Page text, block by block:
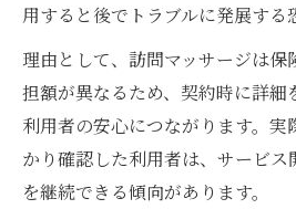
用すると後でトラブルに発展する
理由として、訪問マッサージは保
担額が異なるため、契約時に詳細
利用者の安心につながります。実
かり確認した利用者は、サービ
を継続できる傾向があります。